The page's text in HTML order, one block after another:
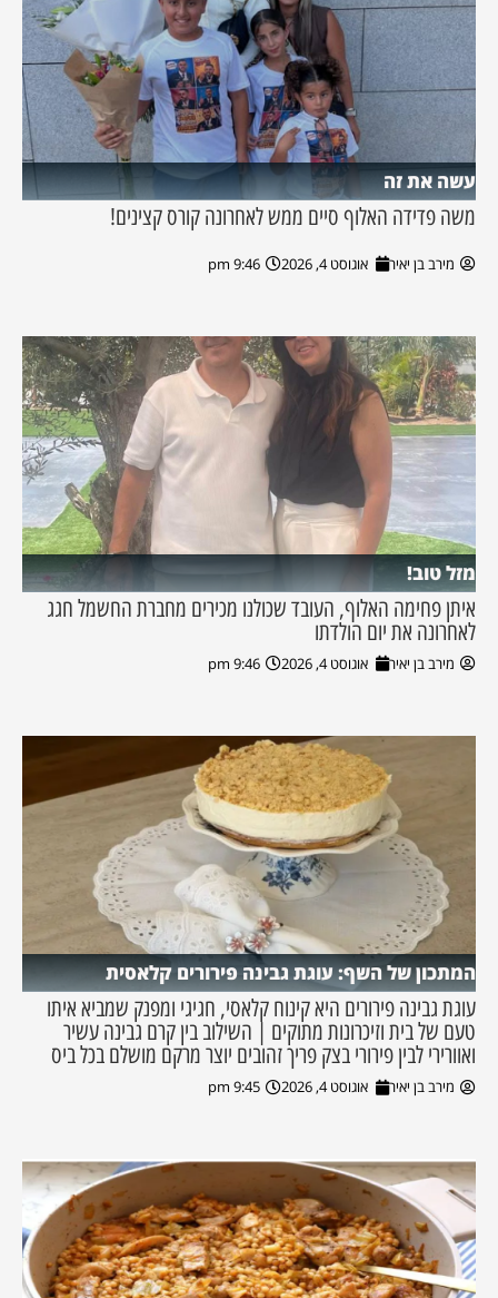
עשה את זה
משה פדידה האלוף סיים ממש לאחרונה קורס קצינים!
מירב בן יאיר אוגוסט 4, 2026 9:46 pm
מזל טוב!
איתן פחימה האלוף, העובד שכולנו מכירים מחברת החשמל חגג
לאחרונה את יום הולדתו
מירב בן יאיר אוגוסט 4, 2026 9:46 pm
המתכון של השף: עוגת גבינה פירורים קלאסית
עוגת גבינה פירורים היא קינוח קלאסי, חגיגי ומפנק שמביא איתו
טעם של בית וזיכרונות מתוקים | השילוב בין קרם גבינה עשיר
ואוורירי לבין פירורי בצק פריך זהובים יוצר מרקם מושלם בכל ביס
מירב בן יאיר אוגוסט 4, 2026 9:45 pm